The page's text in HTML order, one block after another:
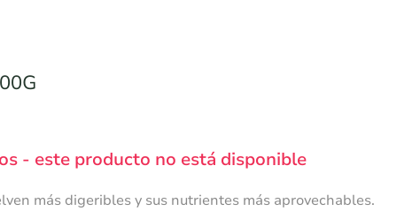
- este producto no está disponible
más digeribles y sus nutrientes más aprovechables.